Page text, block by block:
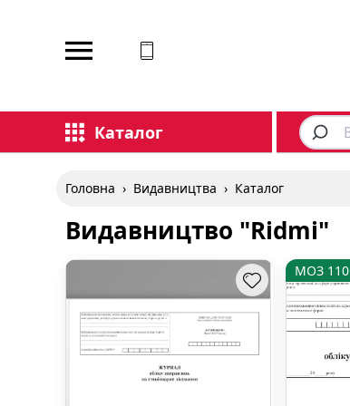
Каталог
Головна › Видавництва › Каталог
Видавництво "Ridmi"
МОЗ 110